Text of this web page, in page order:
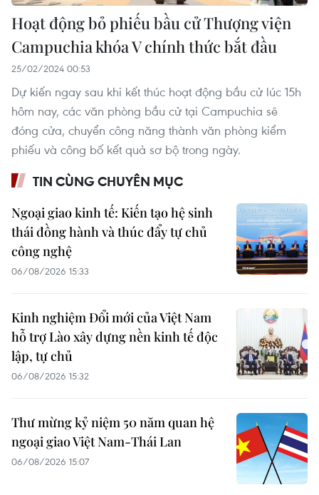
Hoạt động bỏ phiếu bầu cử Thượng viện
Campuchia khóa V chính thức bắt đầu
25/02/2024 00:53
Dự kiến ngay sau khi kết thúc hoạt động bầu cử lúc 15h
hôm nay, các văn phòng bầu cử tại Campuchia sẽ
đóng cửa, chuyển công năng thành văn phòng kiểm
phiếu và công bố kết quả sơ bộ trong ngày.
TIN CÙNG CHUYÊN MỤC
Ngoại giao kinh tế: Kiến tạo hệ sinh
thái đồng hành và thúc đẩy tự chủ
công nghệ
06/08/2026 15:33
Kinh nghiệm Đổi mới của Việt Nam
hỗ trợ Lào xây dựng nền kinh tế độc
lập, tự chủ
06/08/2026 15:32
Thư mừng kỷ niệm 50 năm quan hệ
ngoại giao Việt Nam-Thái Lan
06/08/2026 15:07